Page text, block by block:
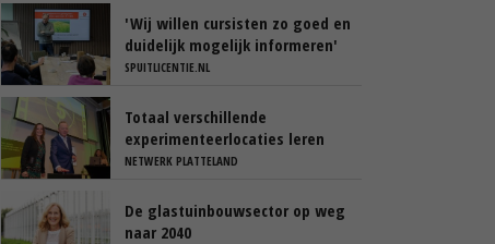
'Wij willen cursisten zo goed en
duidelijk mogelijk informeren'
SPUITLICENTIE.NL
Totaal verschillende
experimenteerlocaties leren
van elkaar via Nationaal
NETWERK PLATTELAND
De glastuinbouwsector op weg
naar 2040